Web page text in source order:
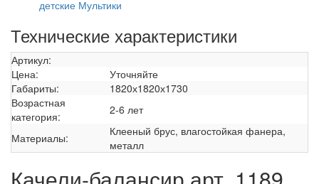
Технические характеристики
Артикул:
Цена:
Уточняйте
Габариты:
1820х1820х1730
Возрастная
категория:
2-6 лет
Материалы:
Клееный брус, влагостойкая фанера,
металл